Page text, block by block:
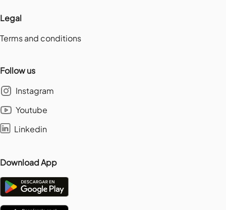
Legal
Terms and conditions
Follow us
Instagram
Youtube
Linkedin
Download App